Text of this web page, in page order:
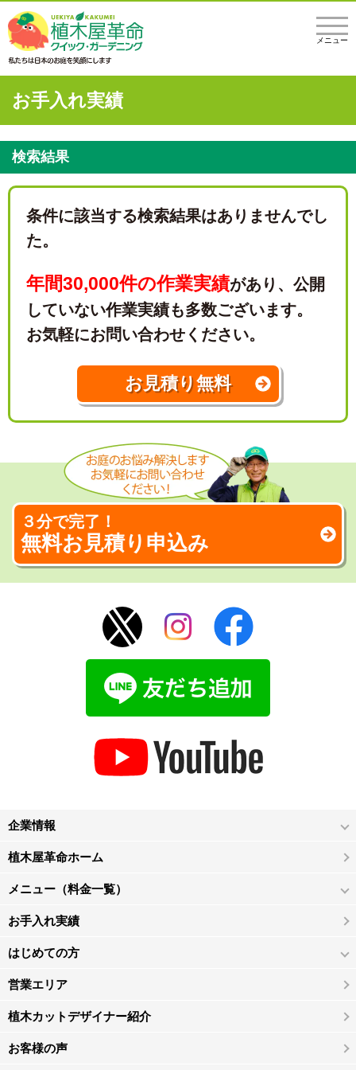
メニュー
お手入れ実績
検索結果
条件に該当する検索結果はありませんでし
た。
年間30,000件の作業実績があり、 公開
していない作業実績も多数ございます。
お気軽にお問い合わせください。
お見積り無料
３分で完了！
無料お見積り申込み
企業情報
植木屋革命ホーム
メニュー（料金一覧）
お手入れ実績
はじめての方
営業エリア
植木カットデザイナー紹介
お客様の声